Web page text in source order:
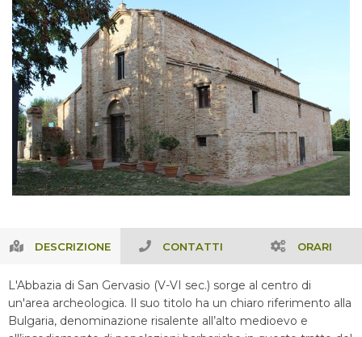
DESCRIZIONE CONTATTI ORARI
L'Abbazia di San Gervasio (V-VI sec.) sorge al centro di
un'area archeologica. Il suo titolo ha un chiaro riferimento alla
Bulgaria, denominazione risalente all’alto medioevo e